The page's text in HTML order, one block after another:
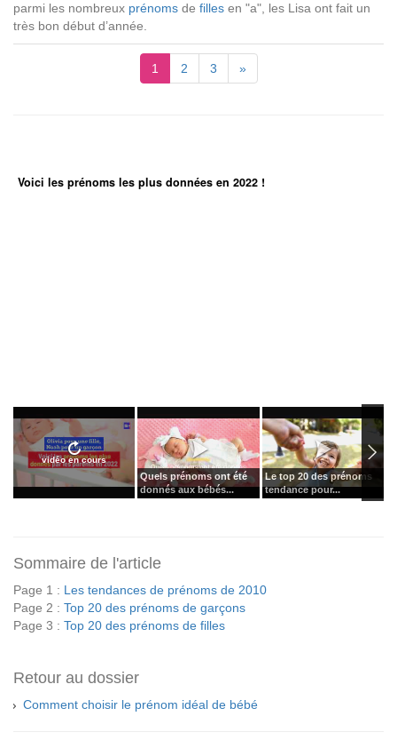
parmi les nombreux prénoms de filles en "a", les Lisa ont fait un
très bon début d’année.
1 2 3 »
Voici les prénoms les plus données en 2022 !
vidéo en cours
Quels prénoms ont été
donnés aux bébés...
Le top 20 des prénoms
tendance pour...
Sommaire de l'article
Page 1 : Les tendances de prénoms de 2010
Page 2 : Top 20 des prénoms de garçons
Page 3 : Top 20 des prénoms de filles
Retour au dossier
Comment choisir le prénom idéal de bébé